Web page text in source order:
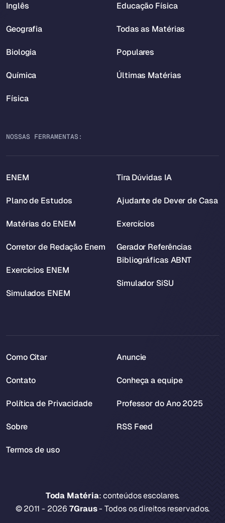
Inglês
Geografia
Biologia
Química
Física
Educação Física
Todas as Matérias
Populares
Últimas Matérias
NOSSAS FERRAMENTAS:
ENEM
Plano de Estudos
Matérias do ENEM
Corretor de Redação Enem
Exercícios ENEM
Simulados ENEM
Tira Dúvidas IA
Ajudante de Dever de Casa
Exercícios
Gerador Referências
Bibliográficas ABNT
Simulador SiSU
Toda Matéria: conteúdos escolares.
© 2011 - 20267Graus- Todos os direitos reservados.
Como Citar
Contato
Política de Privacidade
Sobre
Termos de uso
Anuncie
Conheça a equipe
Professor do Ano 2025
RSS Feed